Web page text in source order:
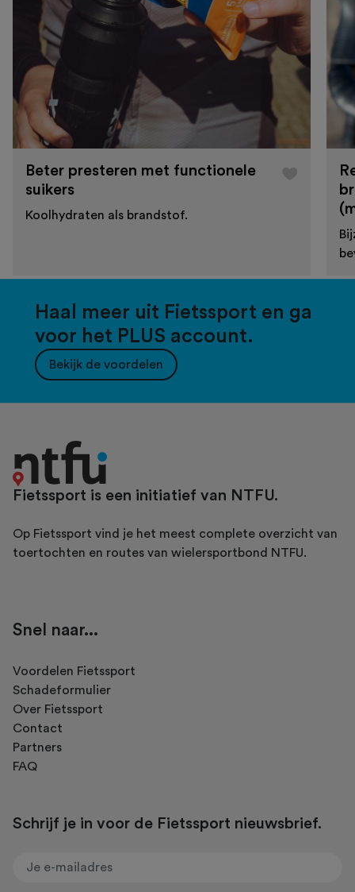
Beter presteren met functionele
suikers
Koolhydraten als brandstof.
Haal meer uit Fietssport en ga
voor het PLUS account.
Bekijk de voordelen
Fietssport is een initiatief van NTFU.
Op Fietssport vind je het meest complete overzicht van
toertochten en routes van wielersportbond NTFU.
Snel naar...
Voordelen Fietssport
Schadeformulier
Over Fietssport
Contact
Partners
FAQ
Schrijf je in voor de Fietssport nieuwsbrief.